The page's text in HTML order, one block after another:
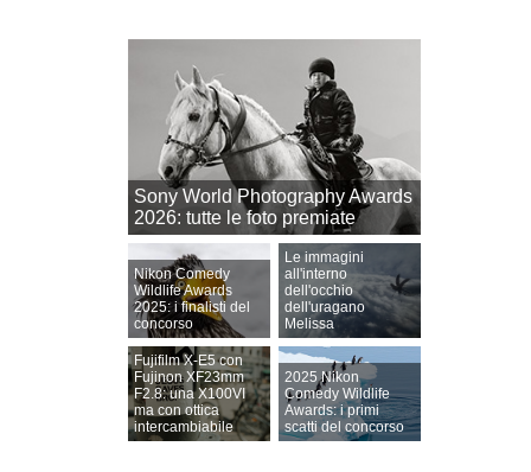
Sony World Photography Awards
2026: tutte le foto premiate
Nikon Comedy
Wildlife Awards
2025: i finalisti del
concorso
Le immagini
all'interno
dell'occhio
dell'uragano
Melissa
Fujifilm X-E5 con
Fujinon XF23mm
F2.8: una X100VI
ma con ottica
intercambiabile
2025 Nikon
Comedy Wildlife
Awards: i primi
scatti del concorso